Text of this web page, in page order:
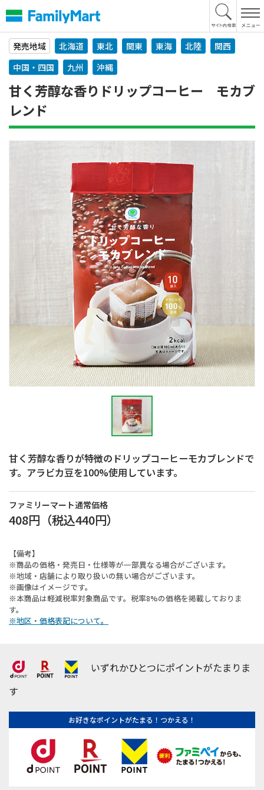
文
へ
発売地域
北海道 東北 関東 東海 北陸
関西
中国・四国
九州 沖縄
甘く芳醇な香りドリップコーヒー モカブ
レンド
甘く芳醇な香りが特徴のドリップコーヒーモカブレンドで
す。アラビカ豆を100%使用しています。
ファミリーマート通常価格
408円 （税込440円）
【備考】
※商品の価格・発売日・仕様等が一部異なる場合がございます。
※地域・店舗により取り扱いの無い場合がございます。
※画像はイメージです。
※本商品は軽減税率対象商品です。税率8%の価格を掲載しておりま
す。
※地区・価格表記について。
いずれかひとつにポイントがたまりま
す
お好きなポイントがたまる！つかえる！